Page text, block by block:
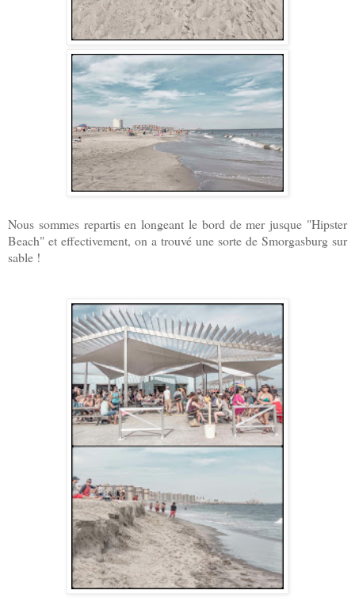
Nous sommes repartis en longeant le bord de mer jusque "Hipster
Beach" et effectivement, on a trouvé une sorte de Smorgasburg sur
sable !